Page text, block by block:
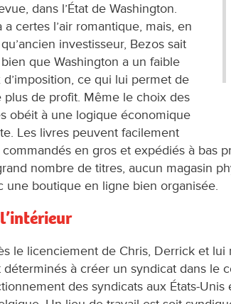
dans l’État de Washington.
a certes l’air romantique, mais, en
investisseur, Bezos sait
que Washington a un faible
d’imposition, ce qui lui permet de
plus de profit. Même le choix des
obéit à une logique économique
Les livres peuvent facilement
en gros et expédiés à bas
nombre de titres, aucun magasin
une boutique en ligne bien organisée.
le licenciement de Chris, Derrick et lui
déterminés à créer un syndicat dans le
des syndicats aux États-